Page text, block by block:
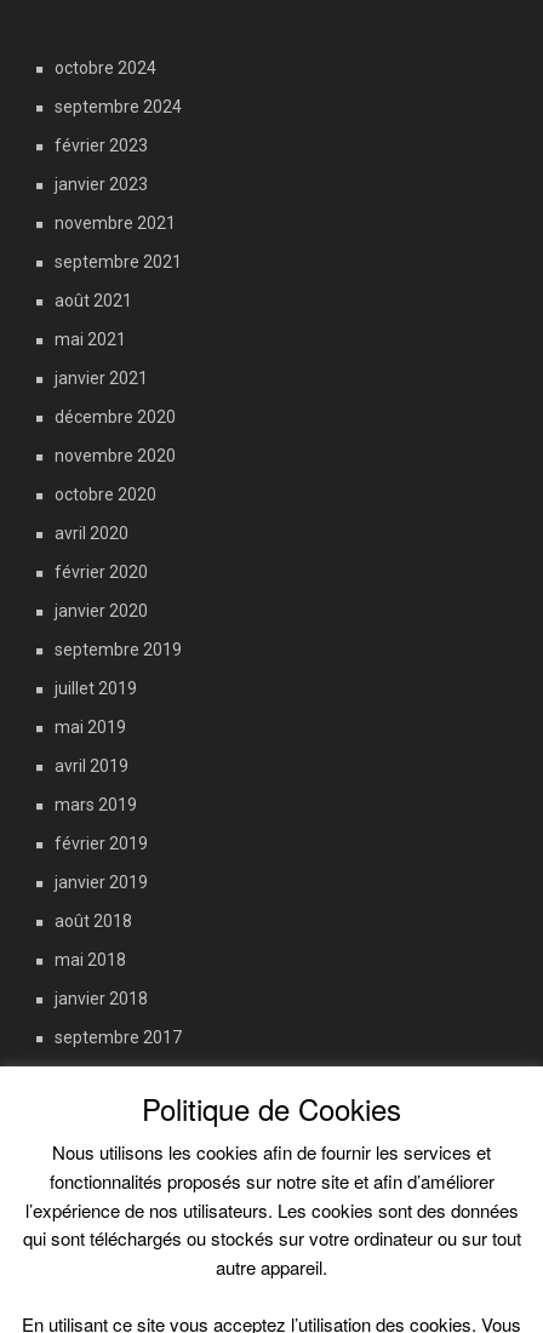
octobre 2024
septembre 2024
février 2023
janvier 2023
novembre 2021
septembre 2021
août 2021
mai 2021
janvier 2021
décembre 2020
novembre 2020
octobre 2020
avril 2020
février 2020
janvier 2020
septembre 2019
juillet 2019
mai 2019
avril 2019
mars 2019
février 2019
janvier 2019
août 2018
mai 2018
janvier 2018
septembre 2017
octobre 2016
Informations légales
Politique de cookies
Politique de Cookies
Nous utilisons les cookies afin de fournir les services et
fonctionnalités proposés sur notre site et afin d’améliorer
l’expérience de nos utilisateurs. Les cookies sont des données
qui sont téléchargés ou stockés sur votre ordinateur ou sur tout
autre appareil.
En utilisant ce site vous acceptez l’utilisation des cookies. Vous